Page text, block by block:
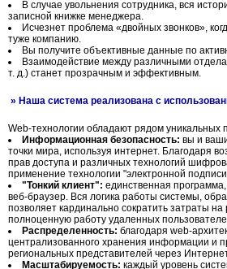
В случае увольнения сотрудника, вся
записной книжке менеджера.
Исчезнет проблема «двойных звонков»,
туже компанию.
Вы получите объективные данные по
Взаимодействие между различными
т. д.) станет прозрачным и эффективным.
» Наша система реализована с
Web-технологии обладают рядом уникальных
Информационная безопасность: вы и
точки мира, используя интернет. Благодаря
прав доступа и различных технологий
применение технологии "электронной
"Тонкий клиент": единственная
веб-браузер. Вся логика работы системы,
позволяет кардинально сократить затраты
полноценную работу удаленных
Распределенность: благодаря web-
централизованного хранения информации и
региональных представителей через
Масштабируемость: каждый уровень